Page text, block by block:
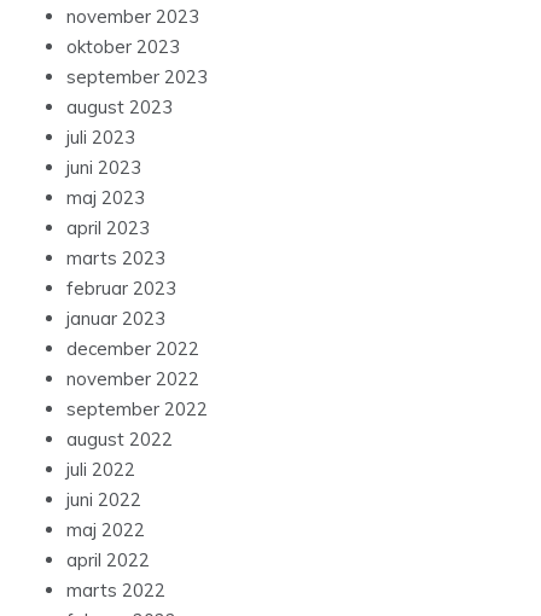
november 2023
oktober 2023
september 2023
august 2023
juli 2023
juni 2023
maj 2023
april 2023
marts 2023
februar 2023
januar 2023
december 2022
november 2022
september 2022
august 2022
juli 2022
juni 2022
maj 2022
april 2022
marts 2022